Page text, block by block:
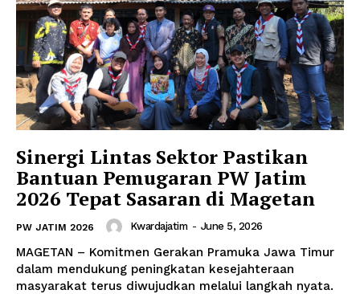
Sinergi Lintas Sektor Pastikan
Bantuan Pemugaran PW Jatim
2026 Tepat Sasaran di Magetan
PW JATIM 2026 Kwardajatim - June 5, 2026
MAGETAN – Komitmen Gerakan Pramuka Jawa Timur
dalam mendukung peningkatan kesejahteraan
masyarakat terus diwujudkan melalui langkah nyata.